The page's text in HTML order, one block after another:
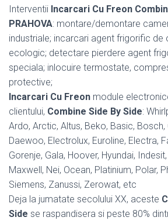
Interventii Incarcari Cu Freon
PRAHOVA: montare/demontare
industriale; incarcari agent frigorific de
ecologic; detectare pierdere agent
speciala; inlocuire termostate,
protective;
Incarcari Cu Freon module
clientului, Combine Side By Side:
Ardo, Arctic, Altus, Beko, Basic,
Daewoo, Electrolux, Euroline, Electra,
Gorenje, Gala, Hoover, Hyundai,
Maxwell, Nei, Ocean, Platinium, Polar,
Siemens, Zanussi, Zerowat, etc
Deja la jumatate secolului XX, aceste
Side se raspandisera si peste 80%